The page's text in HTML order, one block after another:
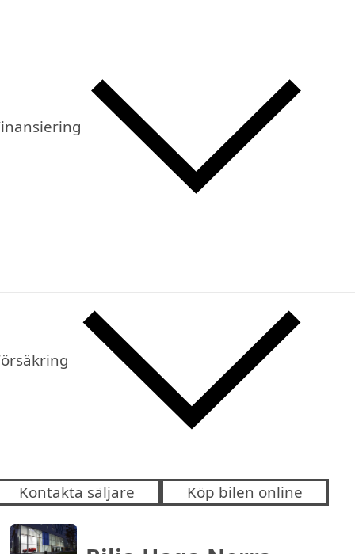
Kontakta säljare Köp bilen online